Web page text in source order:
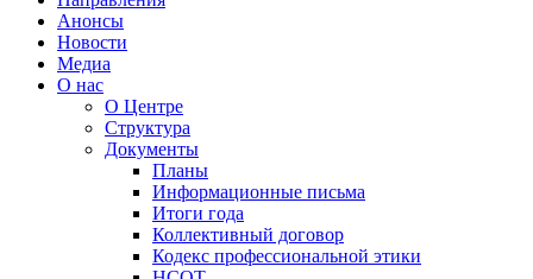
Анонсы
Новости
Медиа
О нас
О Центре
Структура
Документы
Планы
Информационные письма
Итоги года
Коллективный договор
Кодекс профессиональной этики